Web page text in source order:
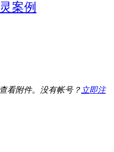
案例
看附件。没有帐号？ 立即注